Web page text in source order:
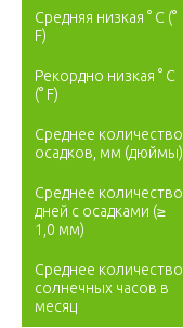
Средняя низкая ° C (°
F)
Рекордно низкая ° C
(° F)
Среднее количество
осадков, мм (дюймы)
Среднее количество
дней с осадками (≥
1,0 мм)
Среднее количество
солнечных часов в
месяц